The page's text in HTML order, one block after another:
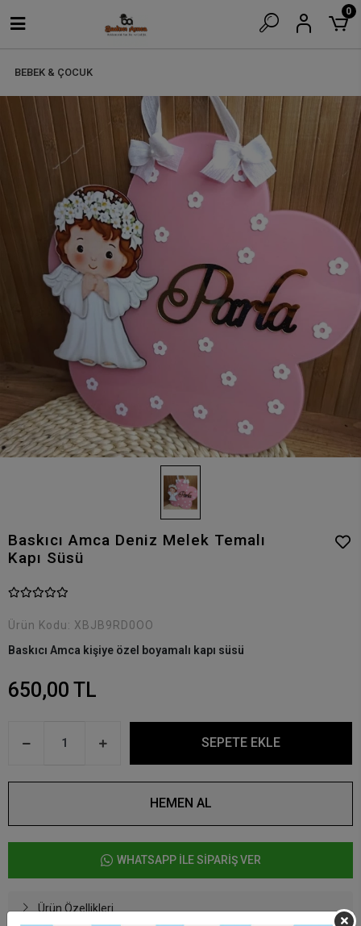
0
BEBEK & ÇOCUK
Baskıcı Amca Deniz Melek Temalı
Kapı Süsü
Ürün Kodu: XBJB9RD0OO
Baskıcı Amca kişiye özel boyamalı kapı süsü
650,00 TL
SEPETE EKLE
HEMEN AL
WHATSAPP İLE SİPARİŞ VER
Ürün Özellikleri